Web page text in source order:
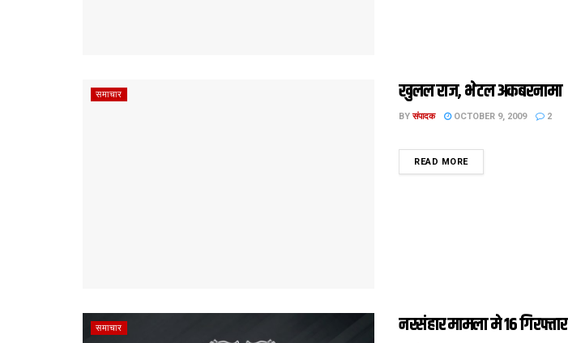
समाचार खुलल राज, भेटल अकबरनामा
BY संपादक OCTOBER 9, 2009 2
READ MOREDETAILS
समाचार नरसंहार मामला मे 16 गिरफ्तार